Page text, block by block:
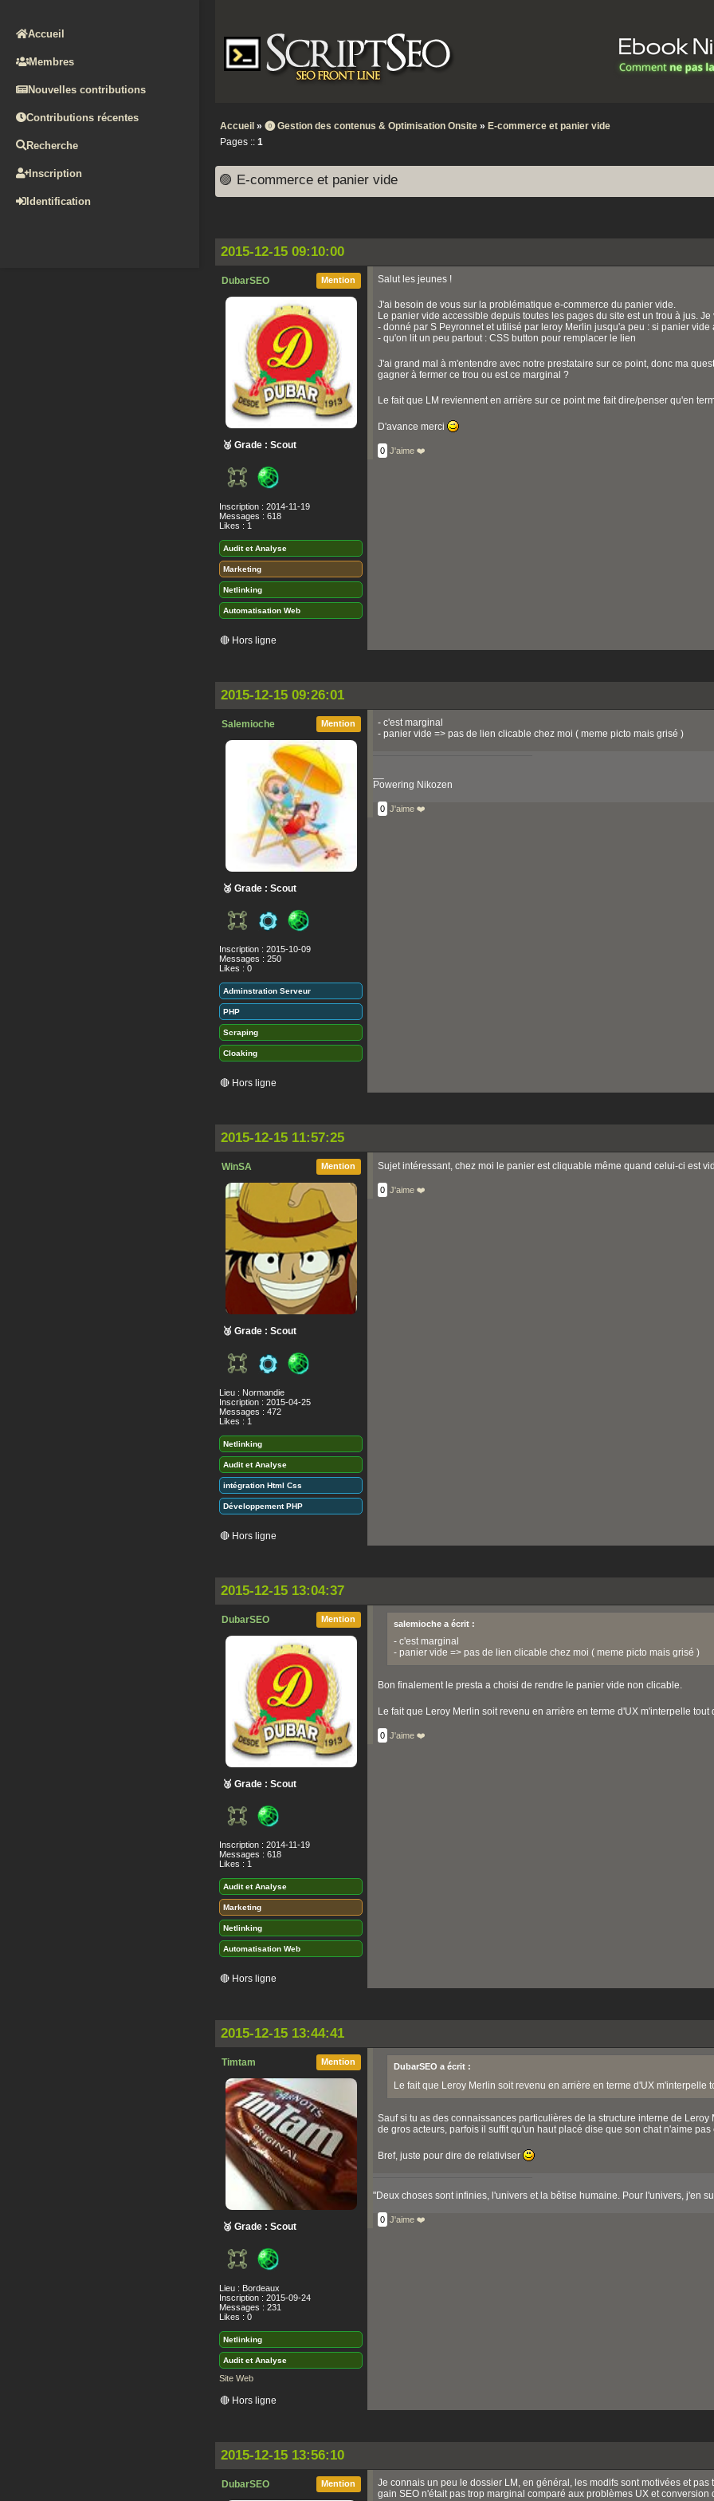
Accueil
Membres
Nouvelles contributions
Contributions récentes
Recherche
Inscription
Identification
Accueil » ⓿ Gestion des contenus & Optimisation Onsite » E-commerce et panier vide
Pages :: 1
🟣 E-commerce et panier vide
2015-12-15 09:10:00
Mention
DubarSEO
🥉 Grade : Scout
Inscription : 2014-11-19
Messages : 618
Likes : 1
Audit et Analyse
Marketing
Netlinking
Automatisation Web
Salut les jeunes !
J'ai besoin de vous sur la problématique e-commerce du panier vide.
Le panier vide accessible depuis toutes les pages du site est un trou à jus.
- donné par S Peyronnet et utilisé par leroy Merlin jusqu'a peu : si panier
- qu'on lit un peu partout : CSS button pour remplacer le lien
J'ai grand mal à m'entendre avec notre prestataire sur ce point, donc ma
gagner à fermer ce trou ou est ce marginal ?
Le fait que LM reviennent en arrière sur ce point me fait dire/penser qu'en
D'avance merci
0 J'aime ❤️
🔴 Hors ligne
2015-12-15 09:26:01
Mention
Salemioche
🥉 Grade : Scout
Inscription : 2015-10-09
Messages : 250
Likes : 0
Adminstration Serveur
PHP
Scraping
Cloaking
- c'est marginal
- panier vide => pas de lien clicable chez moi ( meme picto mais grisé )
Powering Nikozen
0 J'aime ❤️
🔴 Hors ligne
2015-12-15 11:57:25
Mention
WinSA
🥉 Grade : Scout
Lieu : Normandie
Inscription : 2015-04-25
Messages : 472
Likes : 1
Netlinking
Audit et Analyse
intégration Html Css
Développement PHP
Sujet intéressant, chez moi le panier est cliquable même quand celui-ci est
0 J'aime ❤️
🔴 Hors ligne
2015-12-15 13:04:37
Mention
DubarSEO
🥉 Grade : Scout
Inscription : 2014-11-19
Messages : 618
Likes : 1
Audit et Analyse
Marketing
Netlinking
Automatisation Web
salemioche a écrit :
- c'est marginal
- panier vide => pas de lien clicable chez moi ( meme picto mais grisé )
Bon finalement le presta a choisi de rendre le panier vide non clicable.
Le fait que Leroy Merlin soit revenu en arrière en terme d'UX m'interpelle tout
0 J'aime ❤️
🔴 Hors ligne
2015-12-15 13:44:41
Mention
Timtam
🥉 Grade : Scout
Lieu : Bordeaux
Inscription : 2015-09-24
Messages : 231
Likes : 0
Netlinking
Audit et Analyse
Site Web
DubarSEO a écrit :
Le fait que Leroy Merlin soit revenu en arrière en terme d'UX m'interpelle
Sauf si tu as des connaissances particulières de la structure interne de
de gros acteurs, parfois il suffit qu'un haut placé dise que son chat n'aime
Bref, juste pour dire de relativiser
"Deux choses sont infinies, l'univers et la bêtise humaine. Pour l'univers, j'en
0 J'aime ❤️
🔴 Hors ligne
2015-12-15 13:56:10
Mention
DubarSEO
Je connais un peu le dossier LM, en général, les modifs sont motivées et
gain SEO n'était pas trop marginal comparé aux problèmes UX et